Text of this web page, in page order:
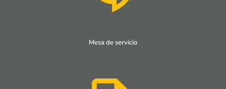
Mesa de servicio